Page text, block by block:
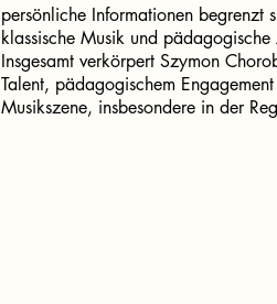
persönliche Informationen begrenzt
klassische Musik und
Insgesamt verkörpert Szymon
Talent, pädagogischem
Musikszene, insbesondere in der